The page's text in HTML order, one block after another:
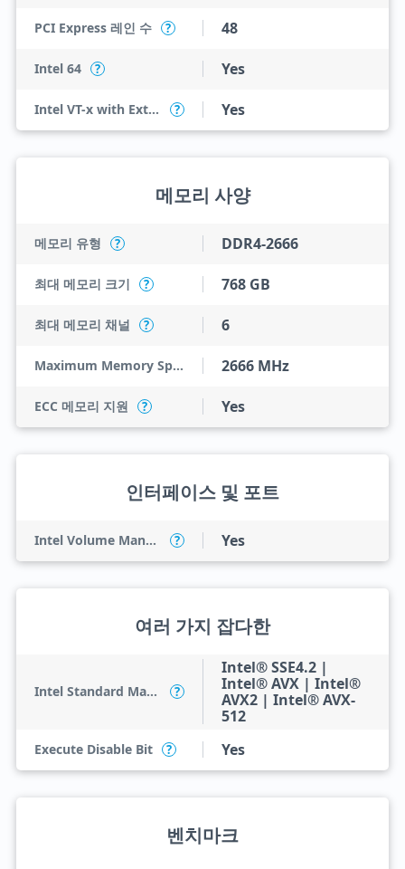
PCI Express 레인 수 ? 48
Intel 64 ? Yes
Intel VT-x with Extended Page Tables (EPT) ? Yes
메모리 사양
메모리 유형 ? DDR4-2666
최대 메모리 크기 ? 768 GB
최대 메모리 채널 ? 6
Maximum Memory Speed 2666 MHz
ECC 메모리 지원 ? Yes
인터페이스 및 포트
Intel Volume Management Device (VMD) ? Yes
여러 가지 잡다한
Intel Standard Manageability (ISM) ?
Intel® SSE4.2 |
Intel® AVX | Intel®
AVX2 | Intel® AVX-
512
Execute Disable Bit ? Yes
벤치마크